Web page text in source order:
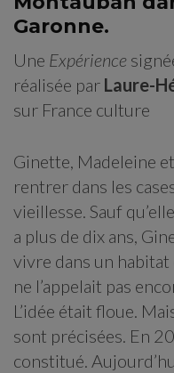
Garonne.
Une Expérience
réalisée par Laure-
sur France culture
Ginette, Madeleine
rentrer dans les
vieillesse. Sauf
a plus de dix ans,
vivre dans un habitat
ne l’appelait pas
L’idée était floue.
sont précisées. En
constitué.